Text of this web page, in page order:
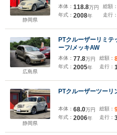
静岡県
本体： 118.8万円
年式： 2008年
総額：
走行：
広島県
PTクルーザーリミテ
ーフ/メッキAW
本体： 77.8万円
年式： 2005年
総額：
走行：
静岡県
PTクルーザーツーリ
本体： 68.0万円
年式： 2006年
総額：
走行：